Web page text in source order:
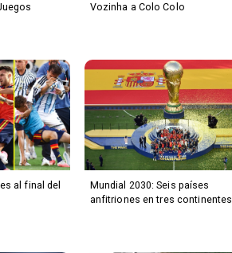
Vozinha a Colo Colo
al final del
Mundial 2030: Seis países
anfitriones en tres continentes